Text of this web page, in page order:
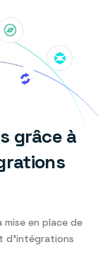
grâce à
mise en place de
d’intégrations